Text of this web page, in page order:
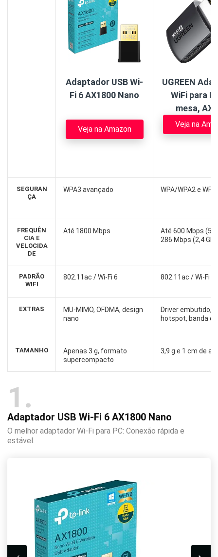
SEGURAN
ÇA
FREQUÊN
CIA E
VELOCIDA
DE
PADRÃO
WIFI
EXTRAS
TAMANHO
Adaptador USB Wi-
Fi 6 AX1800 Nano
Veja na Amazon
WPA3 avançado
Até 1800 Mbps
802.11ac / Wi-Fi 6
MU-MIMO, OFDMA, design
nano
Apenas 3 g, formato
supercompacto
UGREEN
WiFi para
mesa,
Veja na
WPA/WPA2 e
Até 600 Mbps (5
286 Mbps (2,4
802.11ac / Wi-Fi 6
Driver embutido,
hotspot, banda
3,9 g e 1 cm de
1
Adaptador USB Wi-Fi 6 AX1800 Nano
O melhor adaptador Wi-Fi para PC: Conexão rápida e
estável.